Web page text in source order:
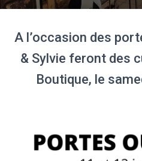
A l’occasion des
& Sylvie feront des
Boutique, le